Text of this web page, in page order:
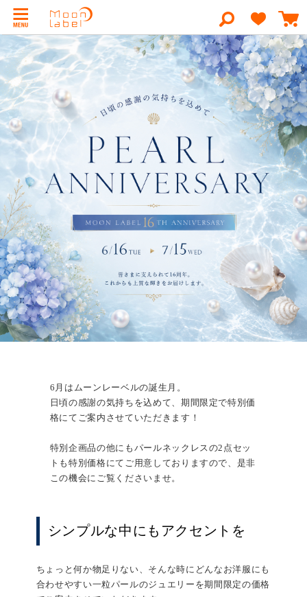
ン
テ
ン
ツ
に
ス
キ
ッ
プ
検
索